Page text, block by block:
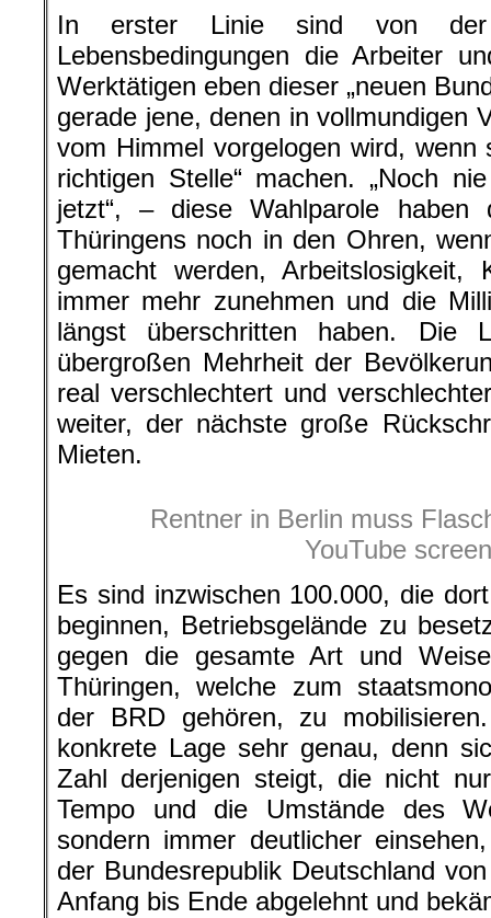
In erster Linie sind von der
Lebensbedingungen die Arbeiter
Werktätigen eben dieser „neuen
gerade jene, denen in vollmundigen
vom Himmel vorgelogen wird, wenn
richtigen Stelle“ machen. „Noch
jetzt“, – diese Wahlparole haben
Thüringens noch in den Ohren,
gemacht werden, Arbeitslosigkeit,
immer mehr zunehmen und die
längst überschritten haben. Die
übergroßen Mehrheit der
real verschlechtert und
weiter, der nächste große
Mieten.
Rentner in Berlin muss
YouTube
Es sind inzwischen 100.000, die
beginnen, Betriebsgelände zu
gegen die gesamte Art und
Thüringen, welche zum
der BRD gehören, zu
konkrete Lage sehr genau, denn
Zahl derjenigen steigt, die nicht
Tempo und die Umstände des
sondern immer deutlicher
der Bundesrepublik Deutschland
Anfang bis Ende abgelehnt und